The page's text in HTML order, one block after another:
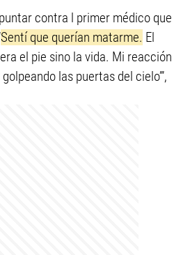
contra l primer médico que
Sentí que querían matarme. El
el pie sino la vida. Mi reacción
las puertas del cielo’”,